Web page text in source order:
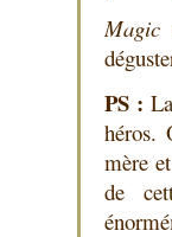
Magic
PS :
héros.
mère
de